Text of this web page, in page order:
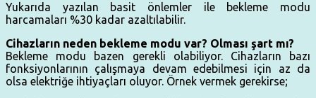
Yukarıda yazılan basit önlemler ile bekleme modu
harcamaları %30 kadar azaltılabilir.
Cihazların neden bekleme modu var? Olması şart mı?
Bekleme modu bazen gerekli olabiliyor. Cihazların bazı
fonksiyonlarının çalışmaya devam edebilmesi için az da
olsa elektriğe ihtiyaçları oluyor. Örnek vermek gerekirse;